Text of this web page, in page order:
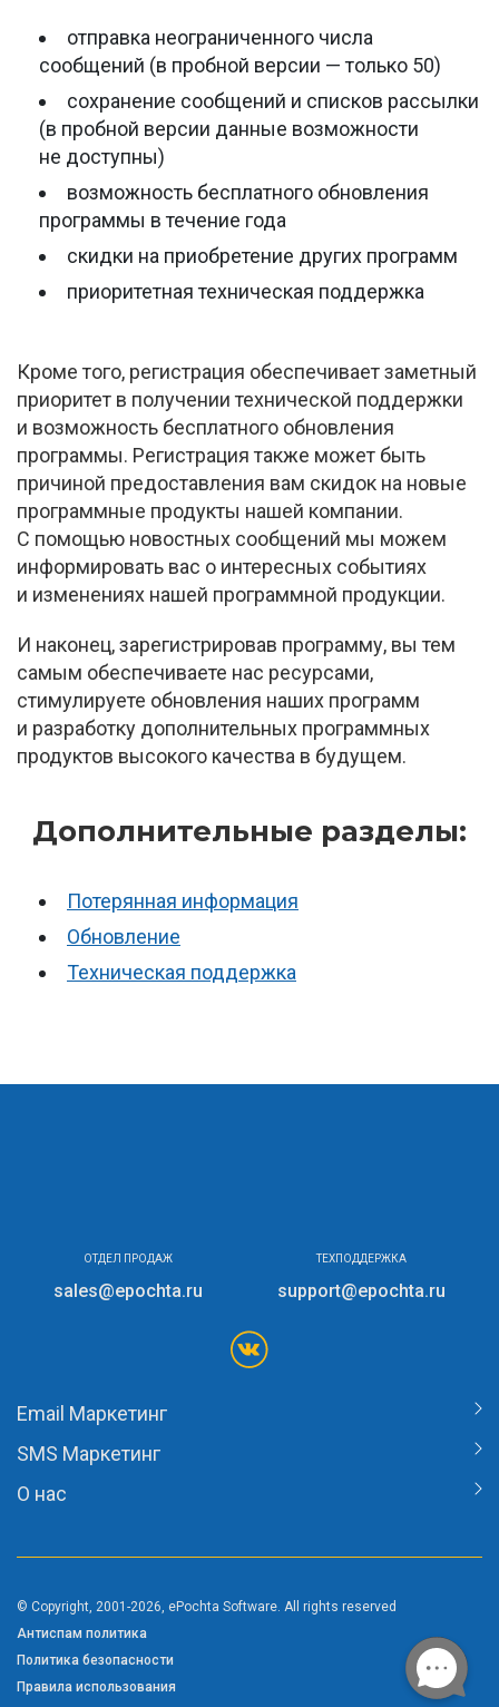
отправка неограниченного числа
сообщений (в пробной версии — только 50)
сохранение сообщений и списков рассылки
(в пробной версии данные возможности
не доступны)
возможность бесплатного обновления
программы в течение года
скидки на приобретение других программ
приоритетная техническая поддержка
Кроме того, регистрация обеспечивает заметный
приоритет в получении технической поддержки
и возможность бесплатного обновления
программы. Регистрация также может быть
причиной предоставления вам скидок на новые
программные продукты нашей компании.
С помощью новостных сообщений мы можем
информировать вас о интересных событиях
и изменениях нашей программной продукции.
И наконец, зарегистрировав программу, вы тем
самым обеспечиваете нас ресурсами,
стимулируете обновления наших программ
и разработку дополнительных программных
продуктов высокого качества в будущем.
Дополнительные разделы:
Потерянная информация
Обновление
Техническая поддержка
ОТДЕЛ ПРОДАЖ
sales@epochta.ru
ТЕХПОДДЕРЖКА
support@epochta.ru
Email Маркетинг
SMS Маркетинг
О нас
© Copyright, 2001-2026, ePochta Software. All rights reserved
Антиспам политика
Политика безопасности
Правила использования